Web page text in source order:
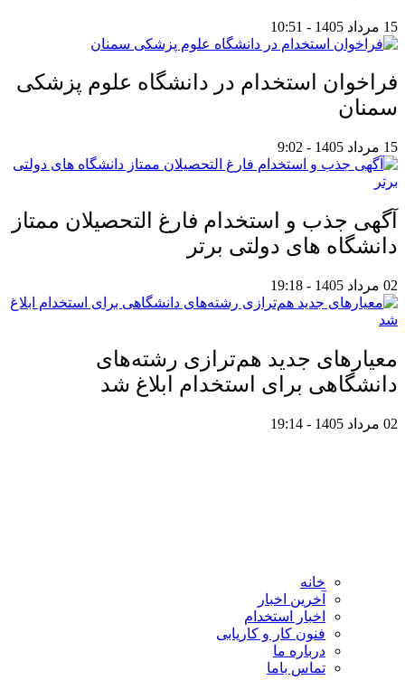
15 مرداد 1405 - 10:51
فراخوان استخدام در دانشگاه علوم پزشکی
سمنان
15 مرداد 1405 - 9:02
آگهی جذب و استخدام فارغ التحصیلان ممتاز
دانشگاه های دولتی برتر
02 مرداد 1405 - 19:18
معیار‌های جدید هم‌ترازی رشته‌های
دانشگاهی برای استخدام ابلاغ شد
02 مرداد 1405 - 19:14
خانه
آخرین اخبار
اخبار استخدام
فنون کار و کاریابی
درباره ما
تماس باما